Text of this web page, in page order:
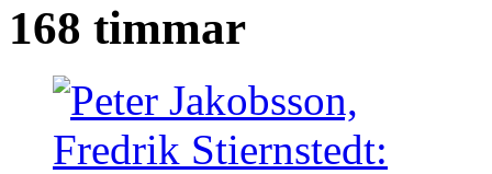
168 timmar